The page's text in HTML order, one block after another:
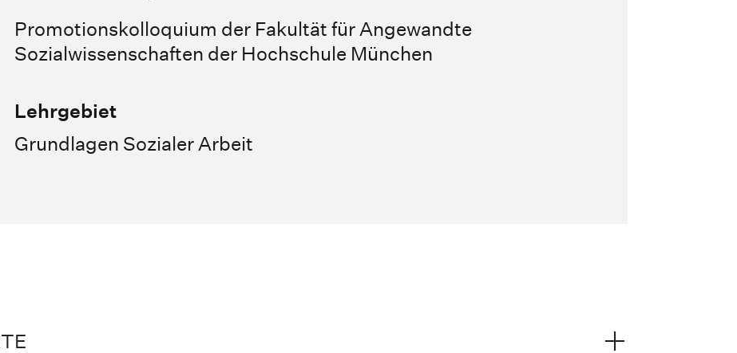
Promotionskolloquium der Fakultät für Angewandte
Sozialwissenschaften der Hochschule München
Lehrgebiet
Grundlagen Sozialer Arbeit